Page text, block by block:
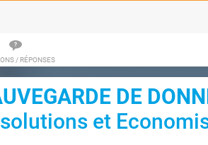
/ RÉPONSES
DE
et